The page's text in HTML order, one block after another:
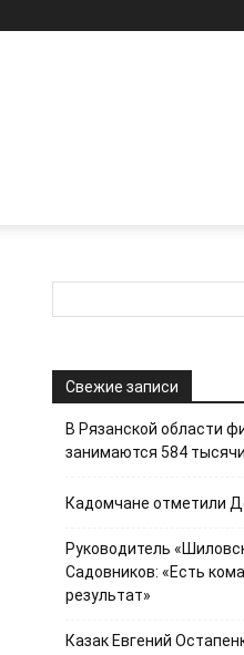
Свежие записи
В Рязанской области
занимаются 584
Кадомчане отметили
Руководитель
Садовников: «Есть
результат»
Казак Евгений